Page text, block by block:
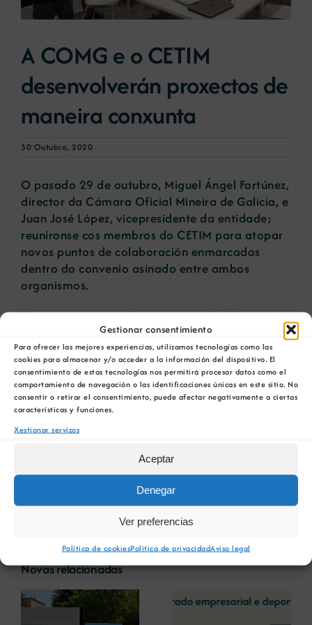
Gestionar consentimiento
Para ofrecer las mejores experiencias, utilizamos tecnologías como las
cookies para almacenar y/o acceder a la información del dispositivo. El
consentimiento de estas tecnologías nos permitirá procesar datos como el
comportamiento de navegación o las identificaciones únicas en este sitio. No
consentir o retirar el consentimiento, puede afectar negativamente a ciertas
características y funciones.
Xestionar servizos
Aceptar
Denegar
Ver preferencias
Política de cookiesPolítica de privacidadAviso legal
Portal de emprego
A COMG e o CETIM
desenvolverán proxectos de
maneira conxunta
30 Outubro, 2020
O pasado 29 de outubro, Miguel Ángel Fortúnez,
director da Cámara Oficial Mineira de Galicia, e
Juan José López, vicepresidente da entidade;
reuníronse cos membros do CETIM para atopar
novos puntos de colaboración enmarcados
dentro do convenio asinado entre ambos
organismos.
Durante a cita, puxéronse en común ideas para
crear sinerxias e levar a cabo actuacións en
conxunto. Entre as iniciativas expostas destacan
puntos coma recuperación de vertedoiros, a
trazabilidad dos recursos e a captación de
fondos europeos destinados a innovación para
o próximo ano.
desenvolvemento de proxectos conxuntos
encamiñados á economía circular, a
dixitalización e a aposta por unha industria
extractiva responsable.
Novas relacionadas
A COMG reúne a
dous líderes
A OIPE e o
CRETUS